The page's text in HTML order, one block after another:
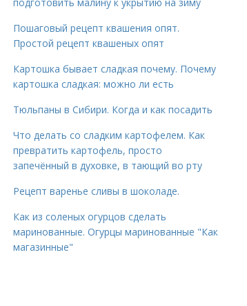
Пошаговый рецепт квашения опят.
Простой рецепт квашеных опят
Картошка бывает сладкая почему. Почему
картошка сладкая: можно ли есть
Тюльпаны в Сибири. Когда и как посадить
Что делать со сладким картофелем. Как
превратить картофель, просто
запечённый в духовке, в тающий во рту
Рецепт варенье сливы в шоколаде.
Как из соленых огурцов сделать
маринованные. Огурцы маринованные "Как
магазинные"